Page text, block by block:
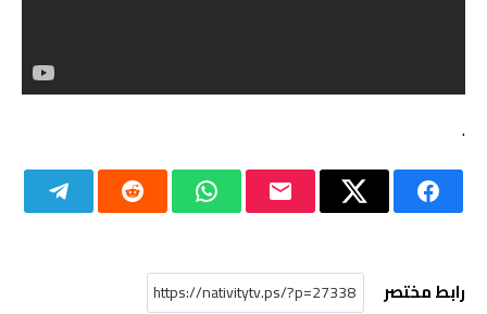
.
رابط مختصر